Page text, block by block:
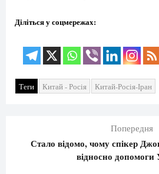
Діліться у соцмережах:
Теги Китай - Росія Китай-Росія-Іран
Попередня
Стало відомо, чому спікер
відносно допомоги